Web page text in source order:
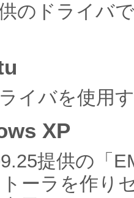
のドライバ
イバを使用
XP
提供の「
ーラを作り